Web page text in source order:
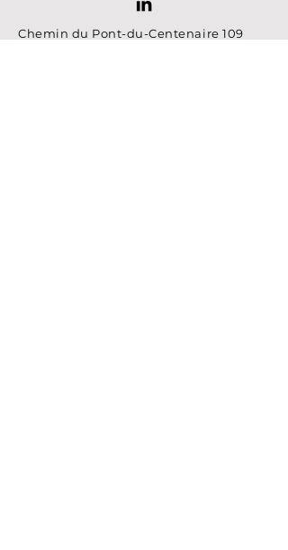
Chemin du Pont-du-Centenaire 109